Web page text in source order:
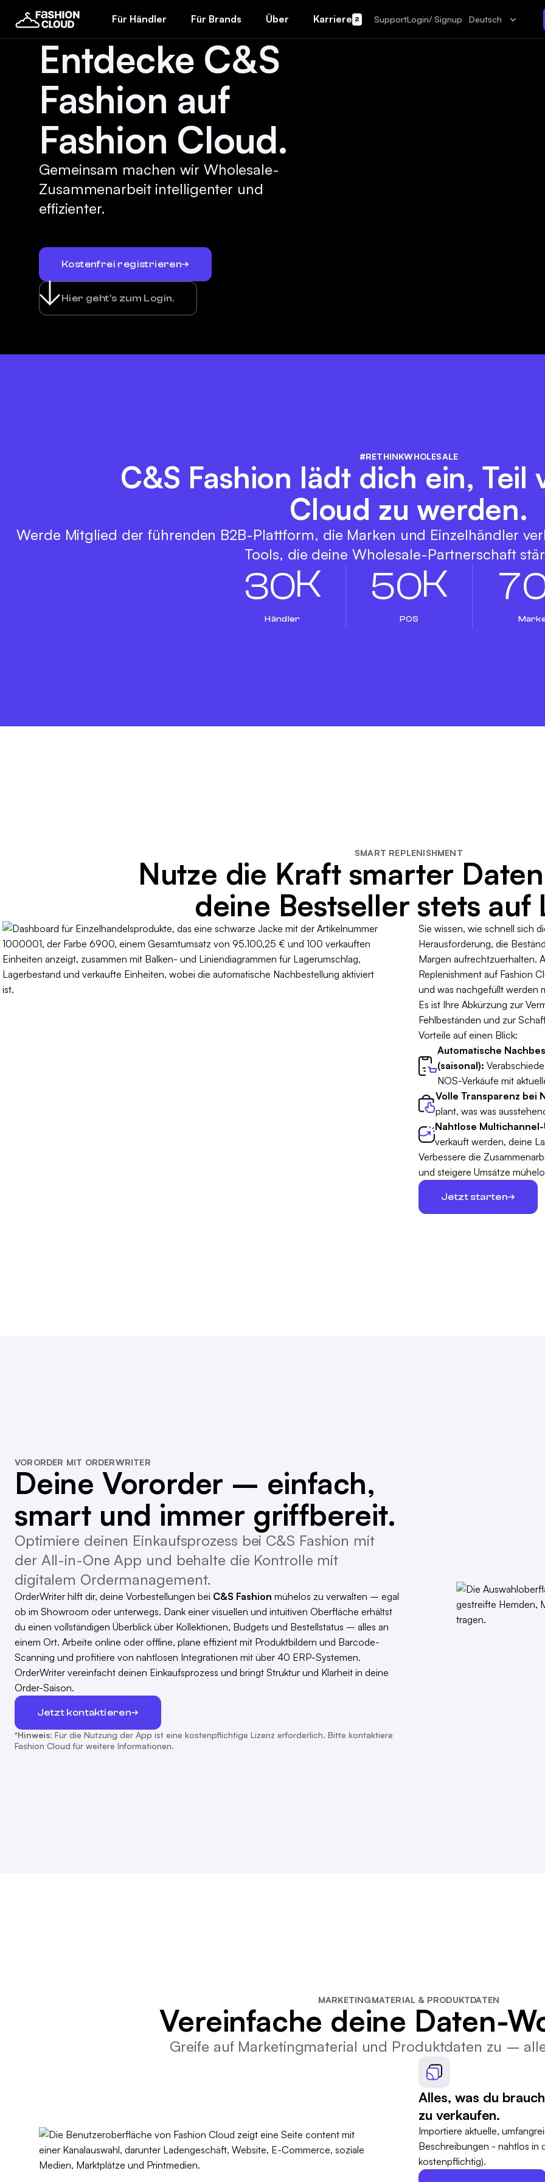
Für Händler Für Brands Über Karriere 2 SupportLogin/ Signup Deutsch
Entdecke C&S
Fashion auf
Fashion Cloud.
Gemeinsam machen wir Wholesale-
Zusammenarbeit intelligenter und
effizienter.
Kostenfrei registrieren
Hier geht's zum Login.
#RETHINKWHOLESALE
C&S Fashion lädt dich ein, Teil
Cloud zu werden.
Werde Mitglied der führenden B2B-Plattform, die Marken und Einzelhändler
Tools, die deine Wholesale-Partnerschaft
30K
Händler
50K
POS
7
SMART REPLENISHMENT
Nutze die Kraft smarter
deine Bestseller stets auf
Sie wissen, wie schnell sich
Herausforderung, die
Margen aufrechtzuerhalten.
Replenishment auf Fashion
und was nachgefüllt werden
Es ist Ihre Abkürzung zur
Fehlbeständen und zur
Vorteile auf einen Blick:
Automatische
(saisonal):
NOS-Verkäufe mit
Volle Transparenz bei
plant, was was
Nahtlose
verkauft werden, deine
Verbessere die
und steigere Umsätze
Jetzt starten
VORORDER MIT ORDERWRITER
Deine Vororder – einfach,
smart und immer griffbereit.
Optimiere deinen Einkaufsprozess bei C&S Fashion mit
der All-in-One App und behalte die Kontrolle mit
digitalem Ordermanagement.
OrderWriter hilft dir, deine Vorbestellungen bei C&S Fashion mühelos zu verwalten – egal
ob im Showroom oder unterwegs. Dank einer visuellen und intuitiven Oberfläche erhältst
du einen vollständigen Überblick über Kollektionen, Budgets und Bestellstatus – alles an
einem Ort. Arbeite online oder offline, plane effizient mit Produktbildern und Barcode-
Scanning und profitiere von nahtlosen Integrationen mit über 40 ERP-Systemen.
OrderWriter vereinfacht deinen Einkaufsprozess und bringt Struktur und Klarheit in deine
Order-Saison.
Jetzt kontaktieren
*Hinweis: Für die Nutzung der App ist eine kostenpflichtige Lizenz erforderlich. Bitte kontaktiere
Fashion Cloud für weitere Informationen.
MARKETINGMATERIAL & PRODUKTDATEN
Vereinfache deine Daten-
Greife auf Marketingmaterial und Produktdaten zu –
Alles, was du
zu verkaufen.
Importiere aktuelle,
Beschreibungen - nahtlos in
kostenpflichtig).